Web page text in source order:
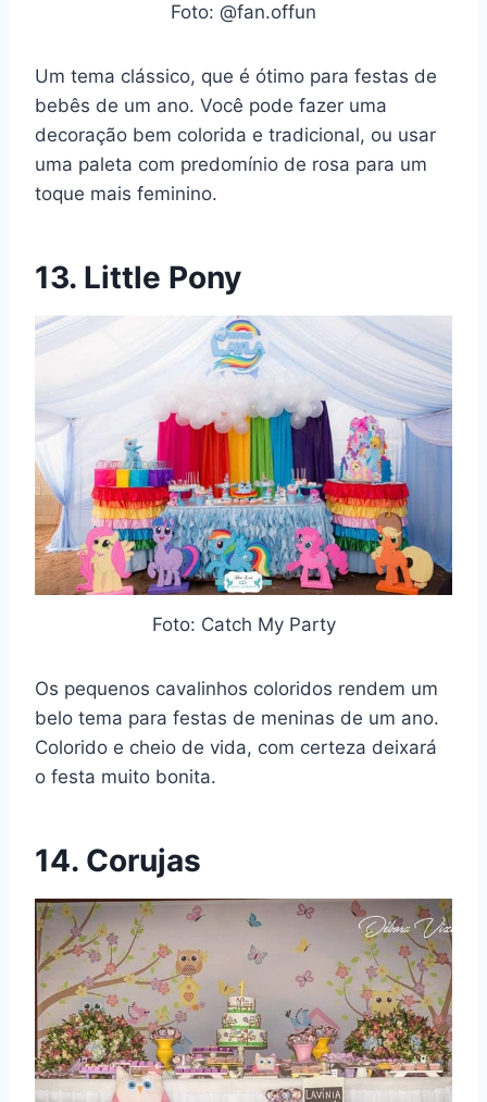
Foto: @fan.offun
Um tema clássico, que é ótimo para festas de
bebês de um ano. Você pode fazer uma
decoração bem colorida e tradicional, ou usar
uma paleta com predomínio de rosa para um
toque mais feminino.
13. Little Pony
Foto: Catch My Party
Os pequenos cavalinhos coloridos rendem um
belo tema para festas de meninas de um ano.
Colorido e cheio de vida, com certeza deixará
o festa muito bonita.
14. Corujas